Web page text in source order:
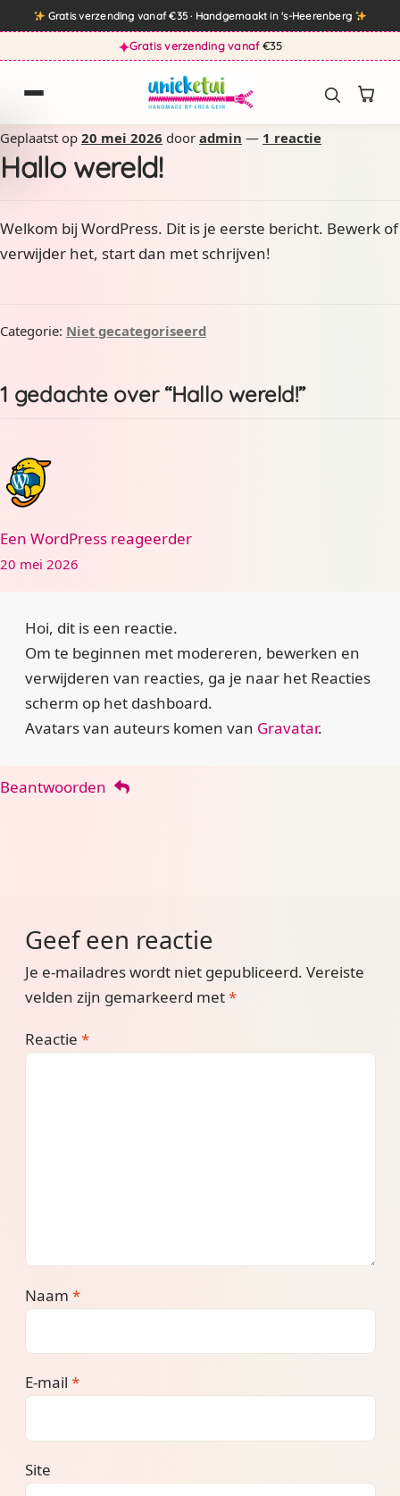
Direct
naar
de
inhoud
Gratis verzending vanaf €35 · Handgemaakt in 's-Heerenberg
✦Gratis verzending vanaf €35
Geplaatst op 20 mei 2026 door admin — 1 reactie
Hallo wereld!
Welkom bij WordPress. Dit is je eerste bericht. Bewerk of
verwijder het, start dan met schrijven!
Categorie: Niet gecategoriseerd
1 gedachte over “Hallo wereld!”
Een WordPress reageerder
20 mei 2026
Hoi, dit is een reactie.
Om te beginnen met modereren, bewerken en
verwijderen van reacties, ga je naar het Reacties
scherm op het dashboard.
Avatars van auteurs komen van Gravatar.
Beantwoorden
Geef een reactie
Je e-mailadres wordt niet gepubliceerd. Vereiste
velden zijn gemarkeerd met*
Reactie *
Naam *
E-mail *
Site